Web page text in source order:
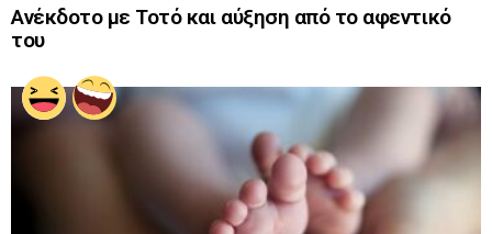
Ανέκδοτο με Τοτό και αύξηση από το αφεντικό
του